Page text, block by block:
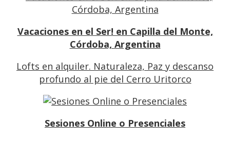
Vacaciones en el Ser! en Capilla del Monte,
Córdoba, Argentina
Lofts en alquiler. Naturaleza, Paz y descanso
profundo al pie del Cerro Uritorco
Sesiones Online o Presenciales